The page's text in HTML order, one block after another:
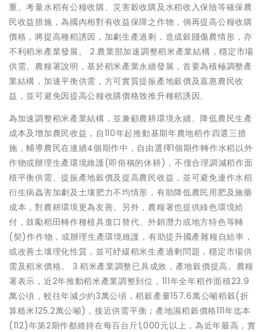
重。考量水稻有公糧收購、災害穀收購及水稻收入保險等確保農
民收益措施，為國內相對有收益保障之作物，倘再提高公糧收購
價格，將提高種稻誘因，加劇生產過剩，造成穀賤傷農情形，亦
不利稻米產業發展。 2.農業部加速調整稻米產業結構，穩定市場
供需。農糧署說明，基於稻米產業永續發展，首要為積極調整產
業結構，加速平衡供需，方可實質提振產地穀價及嘉惠農民收
益，並可避免因提高公糧收購價格致推升種稻誘因。
為加速調整稻米產業結構，並兼顧農耕環境永續、降低農民生產
成本及增加農民收益，自110年起推動基期年農地稻作四選三措
施，輔導農民在連續4個期作中，自由選擇1個期作轉作水稻以外
作物或辦理生產環境維護(即俗稱的休耕)，不僅合理調減稻作面
積平衡供需、提振產地穀價及提高農民收益，並可避免連作水稻
衍生病蟲害加劇及土壤肥力不均情形，有助降低農民用肥及施藥
成本，對農耕環境更為友善。另外，農糧署也提供綠色環境給
付，鼓勵稻田轉作種植具進口替代、外銷潛力或地方特色等轉
(契)作作物，或辦理生產環境維護，有助提升國產雜糧自給率，
或改善土壤理化性質，並可紓緩稻米生產過剩問題，穩定市場供
需及稻米價格。 3.稻米產業調整已具成效，產地穀價提高。農糧
署表示，近2年推動稻米產業調整到位，111年全年稻作面積23.9
萬公頃，較往年減少約3萬公頃，稻穀產量157.6萬公噸稻穀(折
算糙米125.2萬公噸)，接近供需平衡；產地濕稻穀價格111年迄本
(112)年第2期作都維持在每百台斤1,000元以上，為近年最高，實